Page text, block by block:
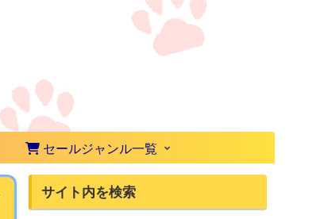
セールジャンル一覧
サイト内を検索